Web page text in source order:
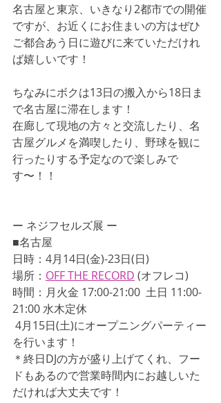
名古屋と東京、いきなり2都市での開催
ですが、お近くにお住まいの方はぜひ
ご都合あう日に遊びに来ていただけれ
ば嬉しいです！
ちなみにボクは13日の搬入から18日ま
で名古屋に滞在します！
在廊して現地の方々と交流したり、名
古屋グルメを満喫したり、野球を観に
行ったりする予定なので楽しみで
す〜！！
ー ネジフセルズ展 ー
■名古屋
日時：4月14日(金)-23日(日)
場所： OFF THE RECORD (オフレコ)
時間：月火金 17:00-21:00  土日 11:00-
21:00 水木定休
を行います！
＊終日DJの方が盛り上げてくれ、フー
ドもあるので営業時間内にお越しいた
だければ大丈夫です！